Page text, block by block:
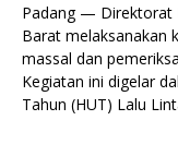
Padang — Direktorat
Barat melaksanakan
massal dan
Kegiatan ini digelar
Tahun (HUT) Lalu